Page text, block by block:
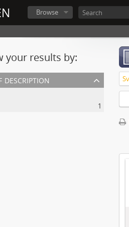
Browse
your results by:
description
1